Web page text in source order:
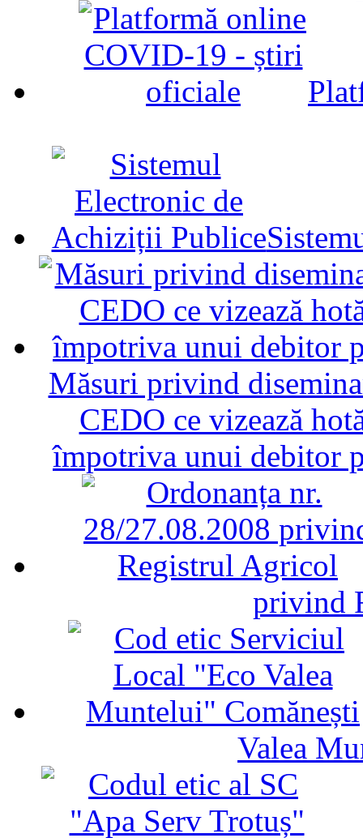
Măsuri privind
CEDO ce vizează
împotriva unui debitor
privind
Valea